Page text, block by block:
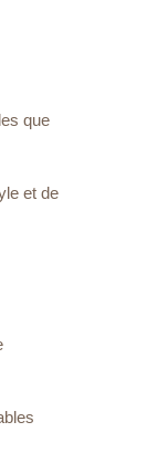
que
et de